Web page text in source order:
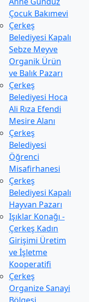
Çocuk Bakımevi
Çerkeş
Belediyesi Kapalı
Sebze Meyve
Organik Ürün
ve Balık Pazarı
Çerkeş
Belediyesi Hoca
Ali Rıza Efendi
Mesire Alanı
Çerkeş
Belediyesi
Öğrenci
Misafirhanesi
Çerkeş
Belediyesi Kapalı
Hayvan Pazarı
Işıklar Konağı -
Çerkeş Kadın
Girişimi Üretim
ve İşletme
Kooperatifi
Çerkeş
Organize Sanayi